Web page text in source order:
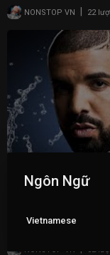
NONSTOP VN 22
New Rap Songs
New Hip Hop
NONSTOP VN 32
Ngôn Ngữ
Vietnamese